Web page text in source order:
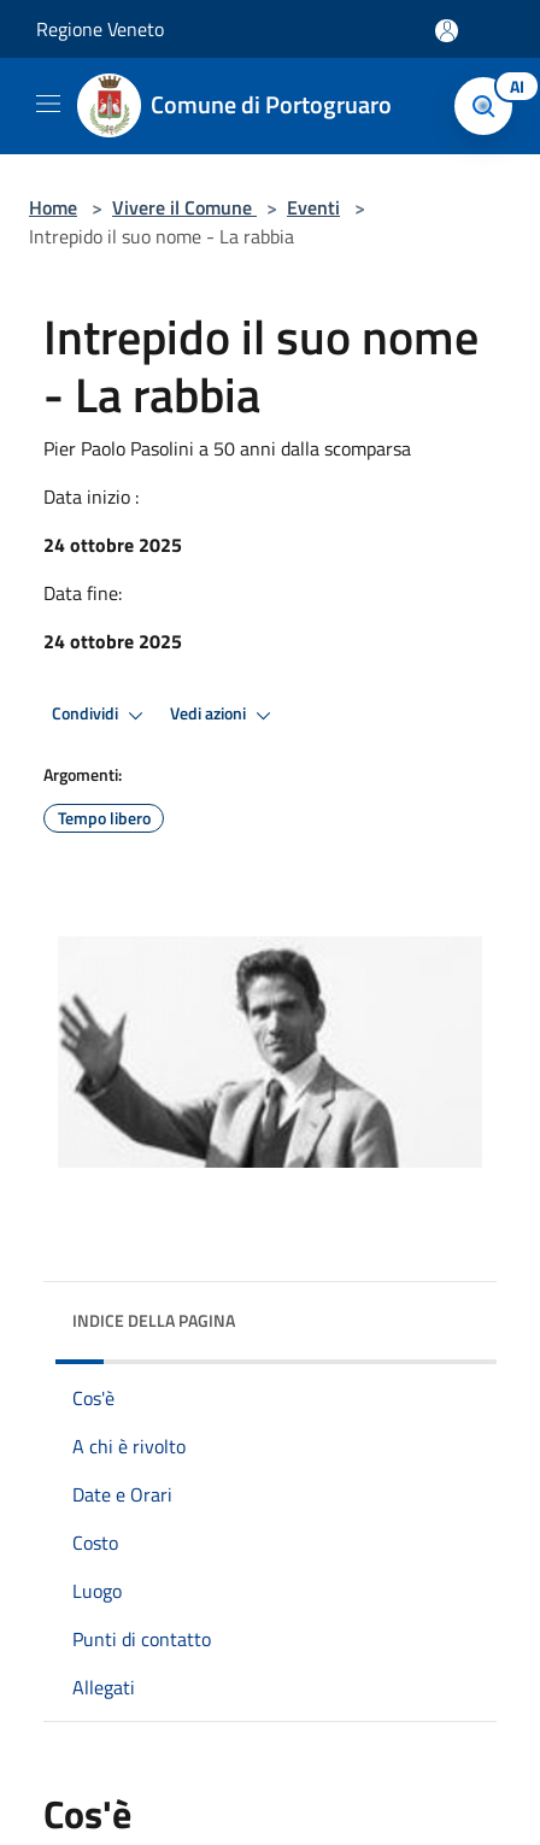
Regione Veneto
Comune di Portogruaro AI
Home > Vivere il Comune > Eventi >
Intrepido il suo nome - La rabbia
Intrepido il suo nome
- La rabbia
Pier Paolo Pasolini a 50 anni dalla scomparsa
Data inizio :
24 ottobre 2025
Data fine:
24 ottobre 2025
Condividi Vedi azioni
Argomenti:
Tempo libero
INDICE DELLA PAGINA
Cos'è
A chi è rivolto
Date e Orari
Costo
Luogo
Punti di contatto
Allegati
Cos'è